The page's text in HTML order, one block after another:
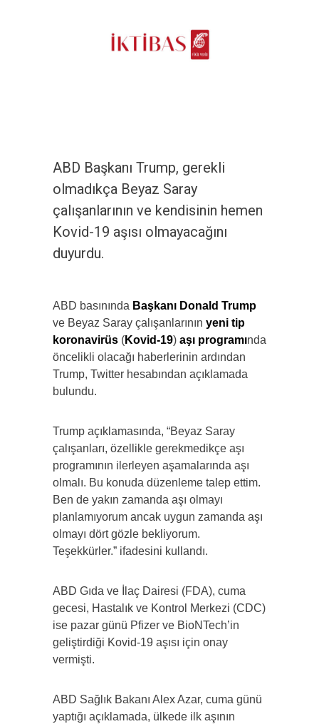
ABD Başkanı Trump, gerekli
olmadıkça Beyaz Saray
çalışanlarının ve kendisinin hemen
Kovid-19 aşısı olmayacağını
duyurdu.
ABD basınında Başkanı Donald Trump
ve Beyaz Saray çalışanlarının yeni tip
koronavirüs (Kovid-19) aşı programında
öncelikli olacağı haberlerinin ardından
Trump, Twitter hesabından açıklamada
bulundu.
Trump açıklamasında, “Beyaz Saray
çalışanları, özellikle gerekmedikçe aşı
programının ilerleyen aşamalarında aşı
olmalı. Bu konuda düzenleme talep ettim.
Ben de yakın zamanda aşı olmayı
planlamıyorum ancak uygun zamanda aşı
olmayı dört gözle bekliyorum.
Teşekkürler.” ifadesini kullandı.
ABD Gıda ve İlaç Dairesi (FDA), cuma
gecesi, Hastalık ve Kontrol Merkezi (CDC)
ise pazar günü Pfizer ve BioNTech’in
geliştirdiği Kovid-19 aşısı için onay
vermişti.
ABD Sağlık Bakanı Alex Azar, cuma günü
yaptığı açıklamada, ülkede ilk aşının